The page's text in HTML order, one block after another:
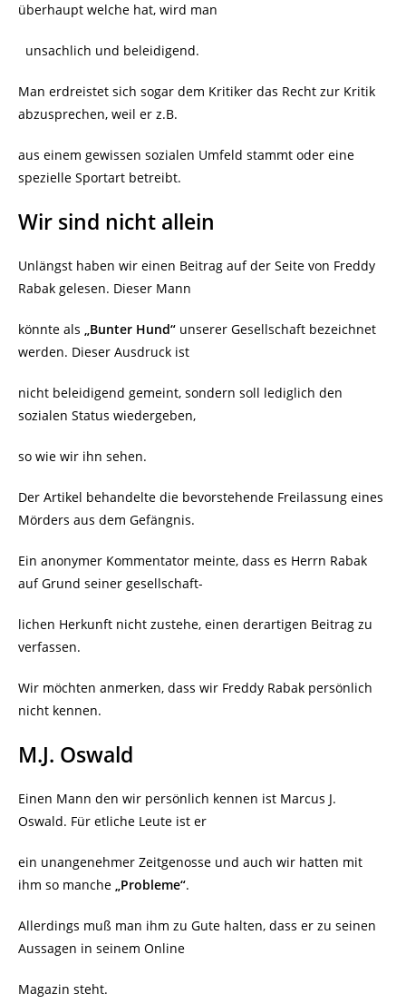
überhaupt welche hat, wird man
unsachlich und beleidigend.
Man erdreistet sich sogar dem Kritiker das Recht zur Kritik
abzusprechen, weil er z.B.
aus einem gewissen sozialen Umfeld stammt oder eine
spezielle Sportart betreibt.
Wir sind nicht allein
Unlängst haben wir einen Beitrag auf der Seite von Freddy
Rabak gelesen. Dieser Mann
könnte als „Bunter Hund“ unserer Gesellschaft bezeichnet
werden. Dieser Ausdruck ist
nicht beleidigend gemeint, sondern soll lediglich den
sozialen Status wiedergeben,
so wie wir ihn sehen.
Der Artikel behandelte die bevorstehende Freilassung eines
Mörders aus dem Gefängnis.
Ein anonymer Kommentator meinte, dass es Herrn Rabak
auf Grund seiner gesellschaft-
lichen Herkunft nicht zustehe, einen derartigen Beitrag zu
verfassen.
Wir möchten anmerken, dass wir Freddy Rabak persönlich
nicht kennen.
M.J. Oswald
Einen Mann den wir persönlich kennen ist Marcus J.
Oswald. Für etliche Leute ist er
ein unangenehmer Zeitgenosse und auch wir hatten mit
ihm so manche „Probleme“.
Allerdings muß man ihm zu Gute halten, dass er zu seinen
Aussagen in seinem Online
Magazin steht.